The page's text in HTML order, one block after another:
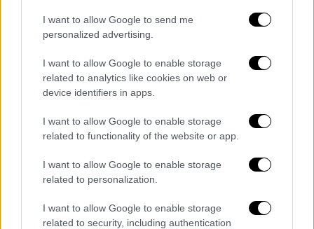
I want to allow Google to send me
personalized advertising.
I want to allow Google to enable storage
related to analytics like cookies on web or
device identifiers in apps.
I want to allow Google to enable storage
related to functionality of the website or app.
I want to allow Google to enable storage
related to personalization.
I want to allow Google to enable storage
related to security, including authentication
Κακοκαιρία Eva: Νέο έκτακτο δελτίο
επιδείνωσης - Πού θα χτυπήσει τις
επόμενες ώρες
Μάνδρα: Ποινική δίωξη για
σκότωσε τον αδερφό του - Ελεύθερος ο
πατέρας
Selena Gomez: Ανησυχεί για το αν θα
μπορέσει να αποκτήσει παιδί λόγω
φαρμακευτικής αγωγής - «Πολλές φορές
με πιάνουν τα κλάματα»